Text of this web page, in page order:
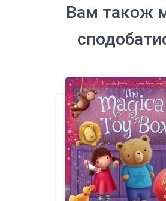
Вам також